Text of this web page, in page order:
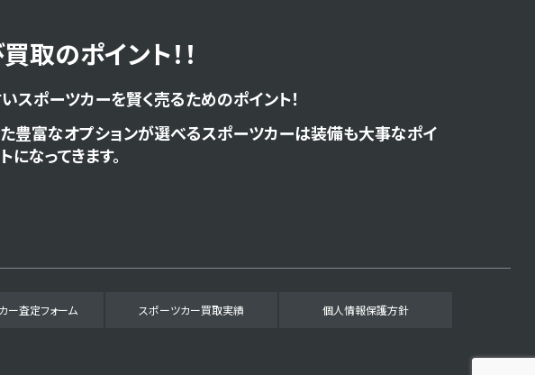
のポイント！！
スポーツカーを賢く売るためのポイント！
豊富なオプションが選べるスポーツカーは装備も大事なポイ
になってきます。
ー査定フォーム スポーツカー買取実績 個人情報保護方針